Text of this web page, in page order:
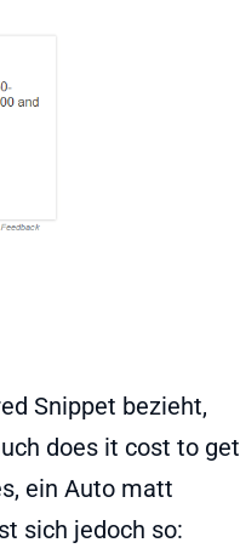
Snippet bezieht,
does it cost to get
ein Auto matt
sich jedoch so: